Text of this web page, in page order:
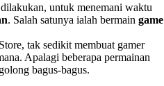
untuk menemani waktu
. Salah satunya ialah bermain game
tak sedikit membuat gamer
Apalagi beberapa permainan
bagus-bagus.